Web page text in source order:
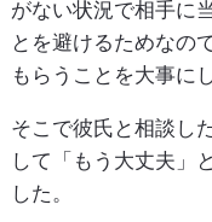
がない状況で相手に
とを避けるためなの
もらうことを大事に
そこで彼氏と相談し
して「もう大丈夫」
した。